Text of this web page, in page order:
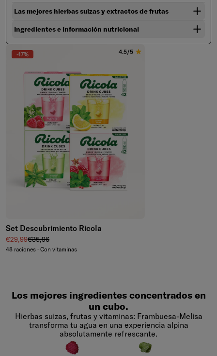
Las mejores hierbas suizas y extractos de frutas
Ingredientes e información nutricional
-17% 4.5/5
Set Descubrimiento Ricola
Precio de venta
€29,99Precio normal
€35,96
48 raciones · Con vitaminas
Los mejores ingredientes concentrados en
un cubo.
Hierbas suizas, frutas y vitaminas: Frambuesa-Melisa
transforma tu agua en una experiencia alpina
absolutamente refrescante.